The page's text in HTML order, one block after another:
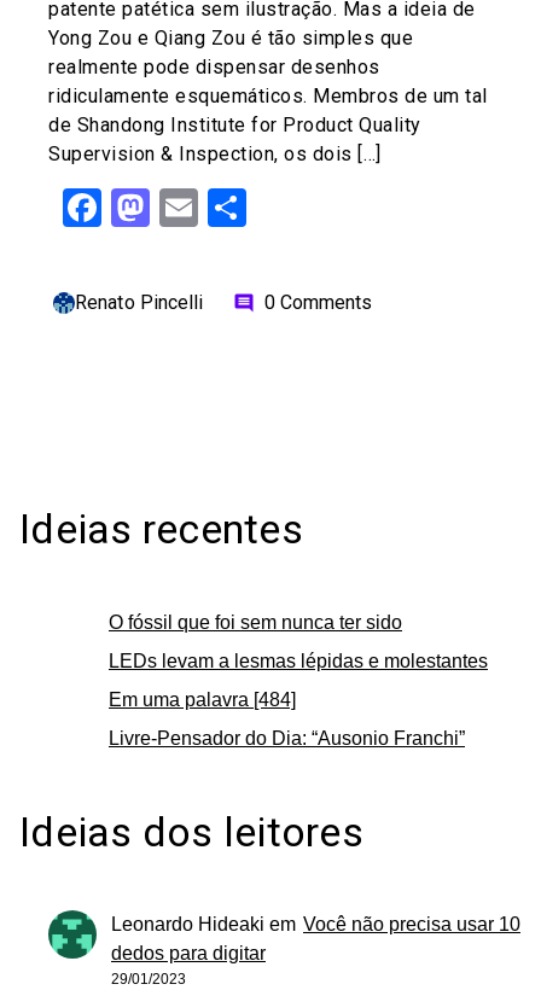
patente patética sem ilustração. Mas a ideia de
Yong Zou e Qiang Zou é tão simples que
realmente pode dispensar desenhos
ridiculamente esquemáticos. Membros de um tal
de Shandong Institute for Product Quality
Supervision & Inspection, os dois […]
Facebook
Mastodon
Email
Renato Pincelli comment 0 Comments
Ideias recentes
O fóssil que foi sem nunca ter sido
LEDs levam a lesmas lépidas e molestantes
Em uma palavra [484]
Livre-Pensador do Dia: “Ausonio Franchi”
Ideias dos leitores
Leonardo Hideaki em Você não precisa usar 10
dedos para digitar
29/01/2023